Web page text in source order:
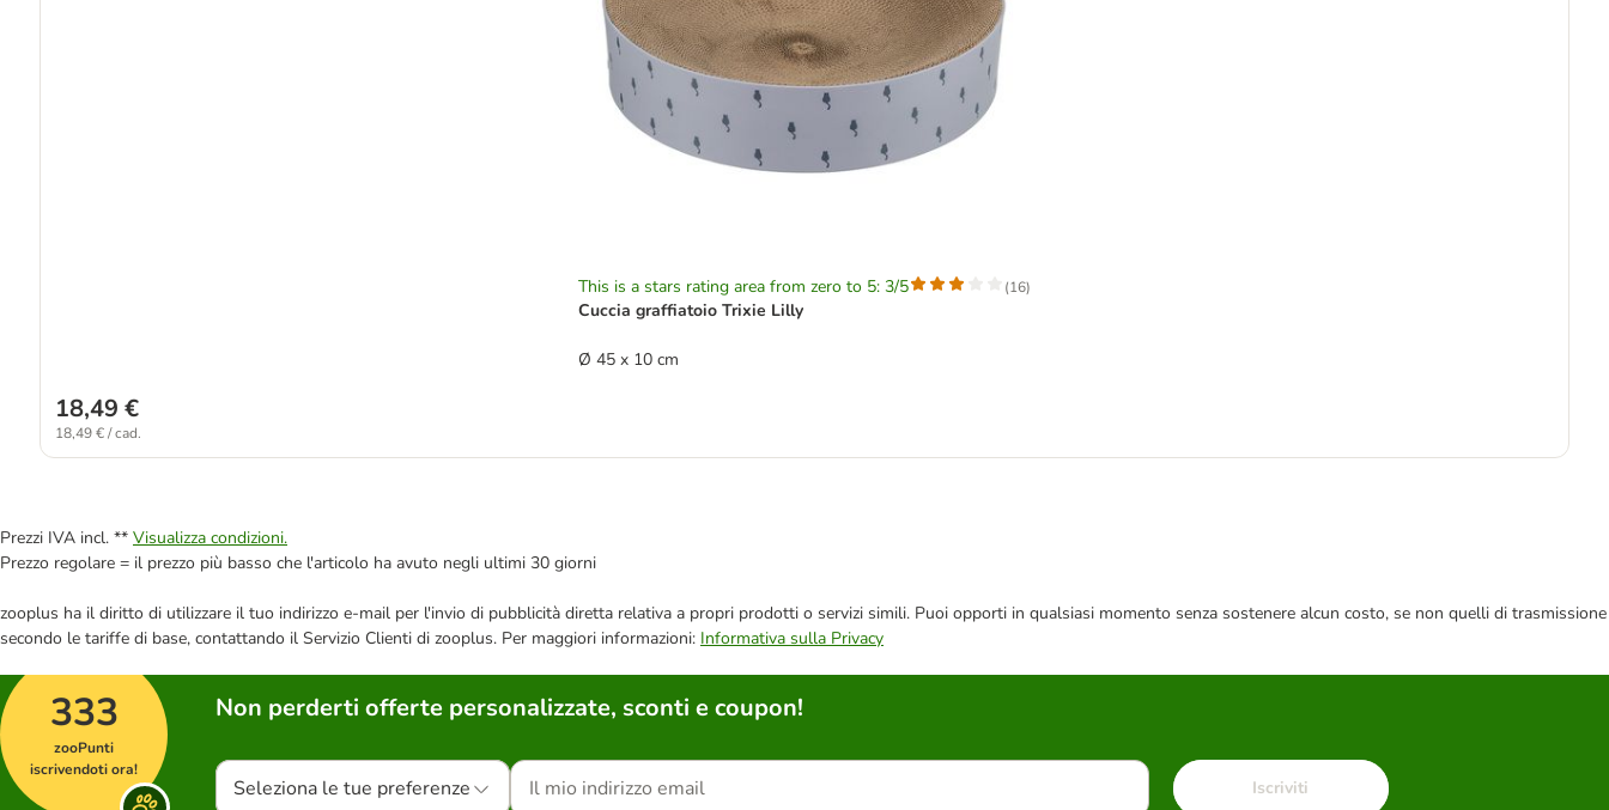
This is a stars rating area from zero to 5: 3/5 (16)
Cuccia graffiatoio Trixie Lilly
Ø 45 x 10 cm
18,49 €
18,49 € / cad.
Prezzi IVA incl. ** Visualizza condizioni.
Prezzo regolare = il prezzo più basso che l'articolo ha avuto negli ultimi 30 giorni
zooplus ha il diritto di utilizzare il tuo indirizzo e-mail per l'invio di pubblicità diretta relativa a propri prodotti o servizi simili. Puoi opporti in qualsiasi momento senza sostenere alcun costo, se non quelli di trasmissione
secondo le tariffe di base, contattando il Servizio Clienti di zooplus. Per maggiori informazioni: Informativa sulla Privacy
333
zooPunti
iscrivendoti ora!
Non perderti offerte personalizzate, sconti e coupon!
Seleziona le tue preferenze Iscriviti